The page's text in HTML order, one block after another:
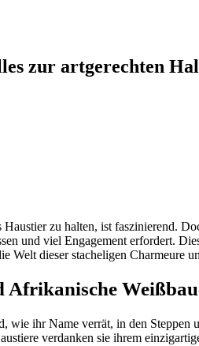
zur artgerechten
zu halten, ist faszinierend.
und viel Engagement erfordert.
Welt dieser stacheligen
Afrikanische
wie ihr Name verrät, in den Steppen
verdanken sie ihrem